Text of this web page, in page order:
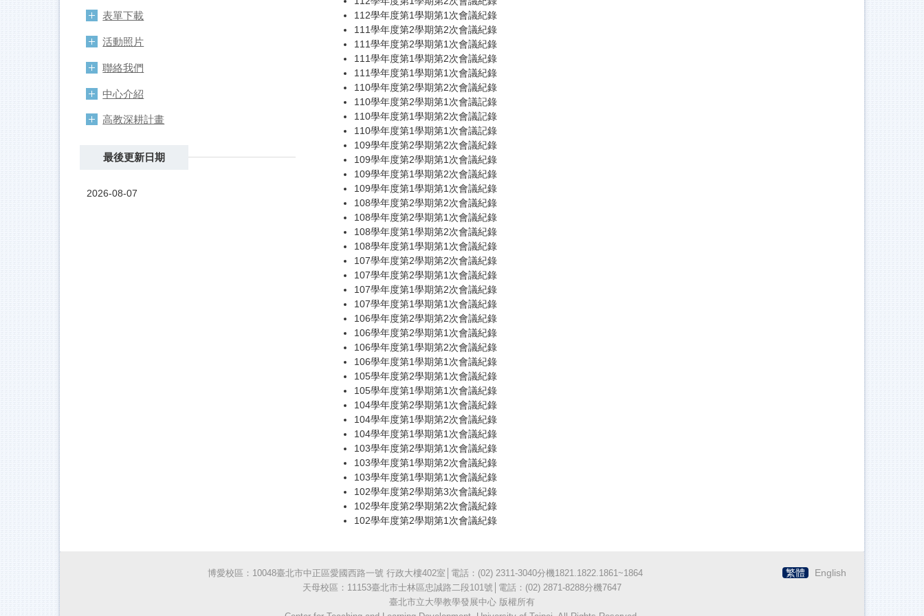
表單下載
活動照片
聯絡我們
中心介紹
高教深耕計畫
最後更新日期
2026-08-07
112學年度第1學期第1次會議紀錄
111學年度第2學期第2次會議紀錄
111學年度第2學期第1次會議紀錄
111學年度第1學期第2次會議紀錄
111學年度第1學期第1次會議紀錄
110學年度第2學期第2次會議紀錄
110學年度第2學期第1次會議記錄
110學年度第1學期第2次會議記錄
110學年度第1學期第1次會議記錄
109學年度第2學期第2次會議紀錄
109學年度第2學期第1次會議紀錄
109學年度第1學期第2次會議紀錄
109學年度第1學期第1次會議紀錄
108學年度第2學期第2次會議紀錄
108學年度第2學期第1次會議紀錄
108學年度第1學期第2次會議紀錄
108學年度第1學期第1次會議紀錄
107學年度第2學期第2次會議紀錄
107學年度第2學期第1次會議紀錄
107學年度第1學期第2次會議紀錄
107學年度第1學期第1次會議紀錄
106學年度第2學期第2次會議紀錄
106學年度第2學期第1次會議紀錄
106學年度第1學期第2次會議紀錄
106學年度第1學期第1次會議紀錄
105學年度第2學期第1次會議紀錄
105學年度第1學期第1次會議紀錄
104學年度第2學期第1次會議紀錄
104學年度第1學期第2次會議紀錄
104學年度第1學期第1次會議紀錄
103學年度第2學期第1次會議紀錄
103學年度第1學期第2次會議紀錄
103學年度第1學期第1次會議紀錄
102學年度第2學期第3次會議紀錄
102學年度第2學期第2次會議紀錄
102學年度第2學期第1次會議紀錄
繁體 English
博愛校區：10048臺北市中正區愛國西路一號 行政大樓402室│電話：(02) 2311-3040分機1821.1822.1861~1864
天母校區：11153臺北市士林區忠誠路二段101號│電話：(02) 2871-8288分機7647
臺北市立大學教學發展中心 版權所有